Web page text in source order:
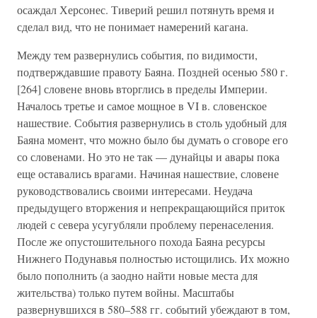
осаждал Херсонес. Тиверий решил потянуть время и
сделал вид, что не понимает намерений кагана.
Между тем развернулись события, по видимости,
подтверждавшие правоту Баяна. Поздней осенью 580 г.
[264] словене вновь вторглись в пределы Империи.
Началось третье и самое мощное в VI в. словенское
нашествие. События развернулись в столь удобный для
Баяна момент, что можно было бы думать о сговоре его
со словенами. Но это не так — дунайцы и авары пока
еще оставались врагами. Начиная нашествие, словене
руководствовались своими интересами. Неудача
предыдущего вторжения и непрекращающийся приток
людей с севера усугубляли проблему перенаселения.
После же опустошительного похода Баяна ресурсы
Нижнего Подунавья полностью истощились. Их можно
было пополнить (а заодно найти новые места для
жительства) только путем войны. Масштабы
развернувшихся в 580–588 гг. событий убеждают в том,